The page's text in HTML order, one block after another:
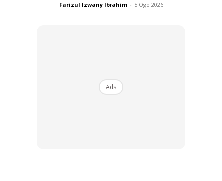
Farizul Izwany Ibrahim - 5 Ogo 2026
Ads